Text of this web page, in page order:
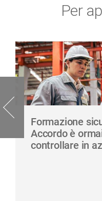
Per
Formazione
Accordo è
controllare in